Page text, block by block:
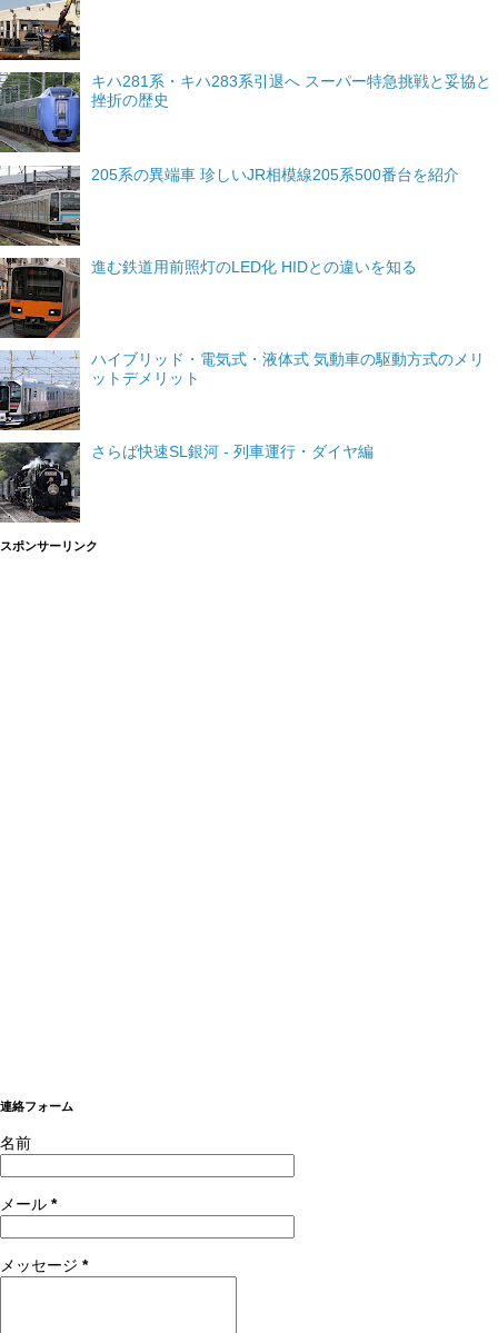
キハ281系・キハ283系引退へ スーパー特急挑戦と妥協と
挫折の歴史
205系の異端車 珍しいJR相模線205系500番台を紹介
進む鉄道用前照灯のLED化 HIDとの違いを知る
ハイブリッド・電気式・液体式 気動車の駆動方式のメリ
ットデメリット
さらば快速SL銀河 - 列車運行・ダイヤ編
スポンサーリンク
連絡フォーム
名前
メール *
メッセージ *